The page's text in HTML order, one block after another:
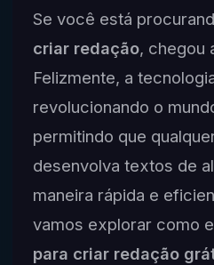
Se você está
criar redação, chegou
Felizmente, a
revolucionando o
permitindo que
desenvolva textos de
maneira rápida e
vamos explorar como
para criar redação